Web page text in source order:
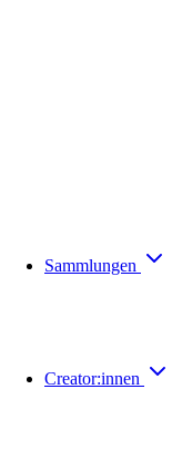
Sammlungen
Creator:innen